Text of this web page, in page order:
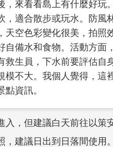
來看看島上有什麼好玩
，適合散步或玩水。防風
天空色彩變化很美，拍照
自備水和食物。活動方面
救生員，下水前要評估自
模不大。我個人覺得，這
資訊。
，但建議白天前往以策
建議日出到日落間使用。